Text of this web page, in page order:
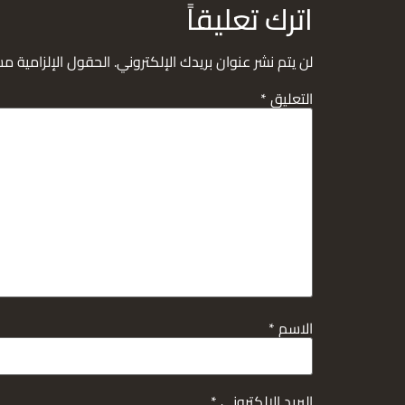
اترك تعليقاً
لن يتم نشر عنوان بريدك الإلكتروني. الحقول الإلزامية
التعليق*
الاسم*